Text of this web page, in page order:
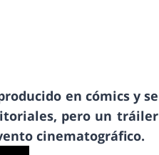
en cómics y se
pero un tráiler
cinematográfico.